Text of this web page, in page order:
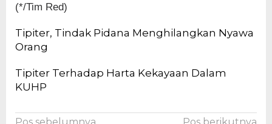
(*/Tim Red)
Tipiter, Tindak Pidana Menghilangkan Nyawa
Orang
Tipiter Terhadap Harta Kekayaan Dalam
KUHP